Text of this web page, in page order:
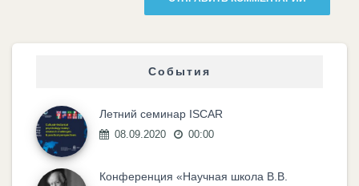
События
Летний семинар ISCAR
08.09.2020 00:00
Конференция «Научная школа В.В.